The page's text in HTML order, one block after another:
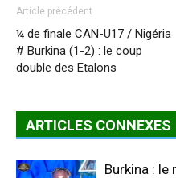
Article précédent
¼ de finale CAN-U17 / Nigéria
# Burkina (1-2) : le coup
double des Etalons
ARTICLES CONNEXES
Burkina : le